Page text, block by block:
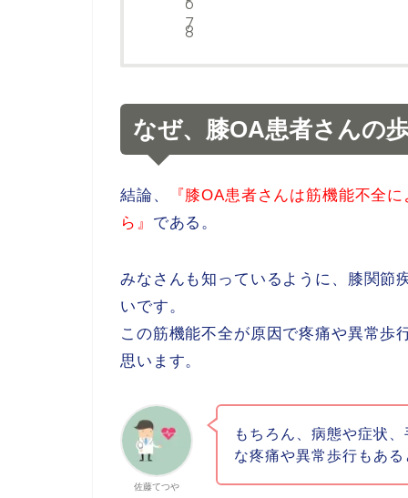
なぜ、膝OA患者さんの
結論、 『膝OA患者さんは筋機能不全
ら』 である。
みなさんも知っているように、膝関節
いです。
この筋機能不全が原因で疼痛や異常歩
思います。
佐藤てつや
もちろん、病態や症状
な疼痛や異常歩行もあ